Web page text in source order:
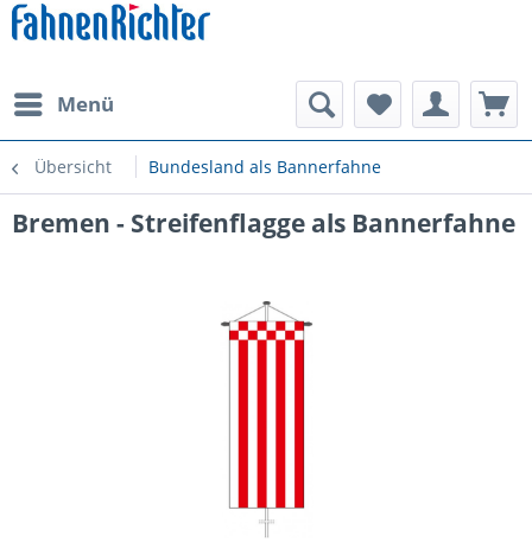
Menü
Übersicht Bundesland als Bannerfahne
Bremen - Streifenflagge als Bannerfahne